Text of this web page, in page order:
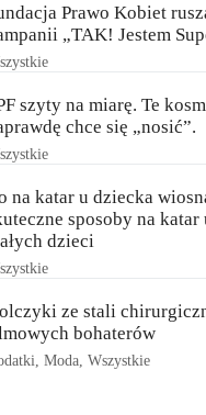
Prawo Kobiet
„TAK! Jestem
szyty na miarę. Te
chce się „nosić”.
na katar u dziecka
sposoby na
dzieci
ze stali
bohaterów
,Moda,Wszystkie